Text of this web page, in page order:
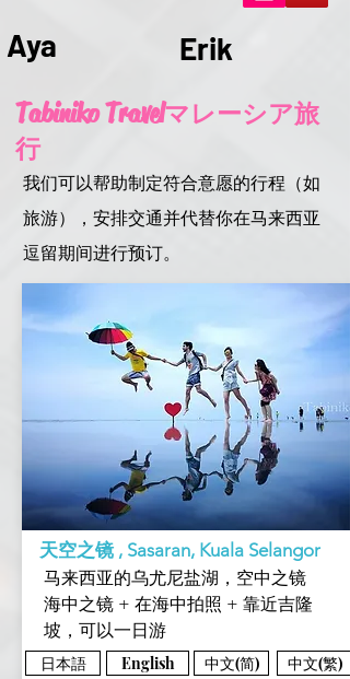
Aya Erik
TabinikoTravelマレーシア旅
行
我们可以帮助制定符合意愿的行程（如
旅游），安排交通并代替你在马来西亚
逗留期间进行预订。
天空之镜 , Sasaran, Kuala Selangor
马来西亚的乌尤尼盐湖，空中之镜
海中之镜 + 在海中拍照 + 靠近吉隆
坡，可以一日游
日本語
English 中文(简) 中文(繁)